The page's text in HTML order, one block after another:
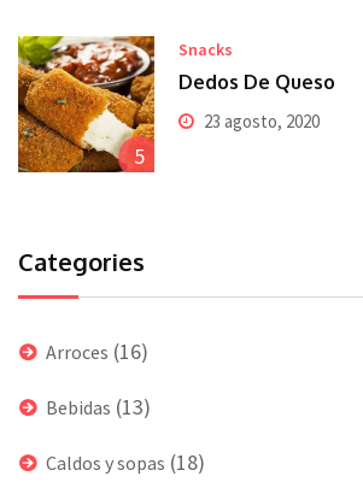
5
Snacks
Dedos De Queso
23 agosto, 2020
Categories
Arroces (16)
Bebidas (13)
Caldos y sopas (18)